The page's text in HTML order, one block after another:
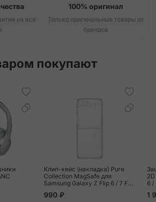
на все
100% оригинал
Только оригинальные товары от
брендов
покупают
Клип-кейс (накладка) Pure
Collection MagSafe для
Samsung Galaxy Z Flip 6 / 7 FE
прозрачный
990 ₽
6 /
1